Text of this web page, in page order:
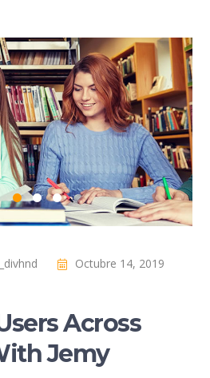
Octubre 14, 2019
Across
Jemy